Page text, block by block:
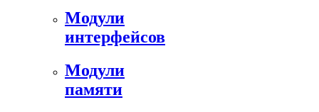
Модули
интерфейсов
Модули
памяти